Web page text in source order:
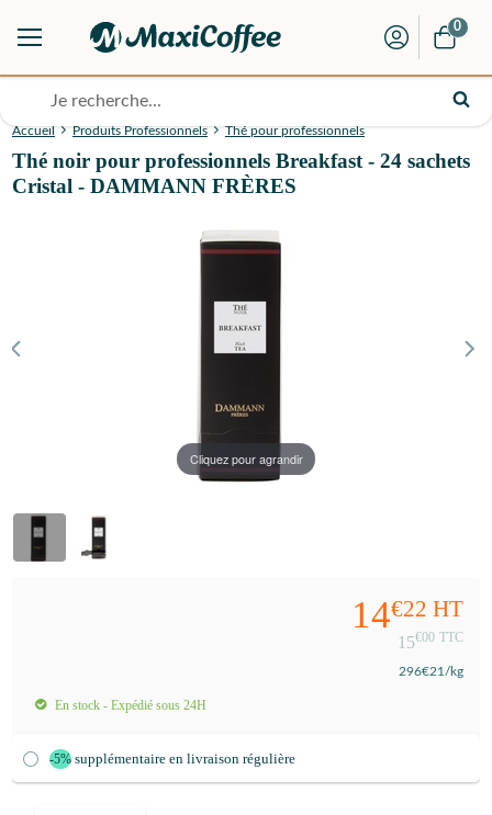
0
Accueil Produits Professionnels Thé pour professionnels
Thé noir pour professionnels Breakfast - 24 sachets
Cristal - DAMMANN FRÈRES
Cliquez pour agrandir
14€22 HT
15€00 TTC
296€21 /kg
En stock - Expédié sous 24H
-5% supplémentaire en livraison régulière